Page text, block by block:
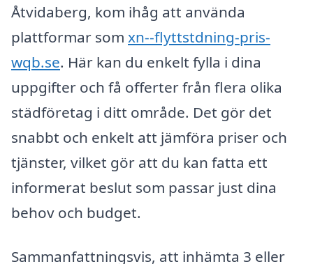
Åtvidaberg, kom ihåg att använda
plattformar som xn--flyttstdning-pris-
wqb.se. Här kan du enkelt fylla i dina
uppgifter och få offerter från flera olika
städföretag i ditt område. Det gör det
snabbt och enkelt att jämföra priser och
tjänster, vilket gör att du kan fatta ett
informerat beslut som passar just dina
behov och budget.
Sammanfattningsvis, att inhämta 3 eller